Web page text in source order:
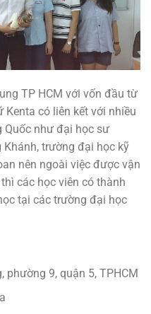
TP HCM với vốn đầu từ
có liên kết với nhiều
Quốc như đại học sư
Khánh, trường đại học kỹ
nên ngoài việc được vận
các học viên có thành
tại các trường đại học
9, quận 5, TPHCM